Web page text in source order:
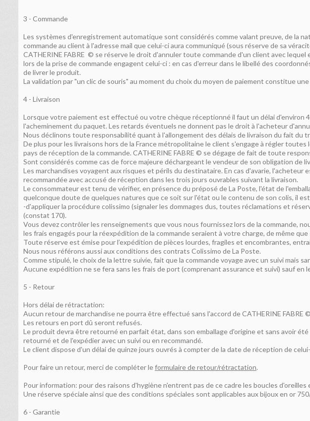
3 - Commande
Les systèmes d'enregistrement automatique sont considérés comme valant preuve, de la
commande au client à l'adresse mail que celui-ci aura communiqué (sous réserve de sa
CATHERINE FABRE © se réserve le droit d'annuler toute commande d'un client avec
lors de la prise de commande engagent celui-ci : en cas d'erreur dans le libellé des
de livrer le produit.
La validation par "un clic de souris" au moment du choix du moyen de paiement constitue
4 - Livraison
Lorsque votre paiement est effectué ou votre chèque réceptionné il faut un délai
l'acheminement du paquet. Les retards éventuels ne donnent pas le droit à l'acheteur
Nous déclinons toute responsabilité quant à l'allongement des délais de livraison du fait
De plus pour les livraisons hors de la France métropolitaine le client s'engage à régler
pays de réception de la commande. CATHERINE FABRE © se dégage de fait de toute
Sont considérés comme cas de force majeure déchargeant le vendeur de son obligation
Les marchandises voyagent aux risques et périls du destinataire. En cas d'avarie,
recommandée avec accusé de réception dans les trois jours ouvrables suivant la livraison.
Le consommateur est tenu de vérifier, en présence du préposé de La Poste, l'état de
quelconque doute de quelques natures que ce soit sur l'état ou le contenu de son colis, il
-d'appliquer la procédure colissimo (signaler les dommages dus, toutes réclamations et
(constat 170).
Vous devez contrôler les renseignements que vous nous fournissez lors de la commande,
les frais engagés pour la réexpédition de la commande seraient à votre charge, de même
Toute réserve est émise pour l’expédition de pièces lourdes, fragiles et encombrantes,
Nous nous référons aussi aux conditions des contrats Colissimo de La Poste.
Comme stipulé, le choix de la lettre suivie, fait que la commande voyage avec un suivi mais
Aucune expédition ne se fera sans les frais de port (comprenant assurance et suivi) sauf en
5 - Retour
Hors délai de rétractation:
Aucun retour de marchandise ne pourra être effectué sans l'accord de CATHERINE
Les retours en port dû seront refusés.
Le produit devra être retourné en parfait état, dans son emballage d'origine et sans avoir
retourné et de l'expédier avec un suivi ou en recommandé.
Le client dispose d'un délai de quinze jours ouvrés à compter de la date de réception de
Pour faire un retour, merci de compléter leformulaire de retour/rétractation.
Pour information: pour des raisons d'hygiène n'entrent pas de ce cadre les boucles d'oreilles
Une réserve spéciale ainsi que des conditions spéciales sont applicables aux bijoux en or
6 - Garantie